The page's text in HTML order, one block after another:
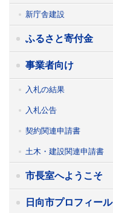
新庁舎建設
ふるさと寄付金
事業者向け
入札の結果
入札公告
契約関連申請書
土木・建設関連申請書
市長室へようこそ
日向市プロフィール